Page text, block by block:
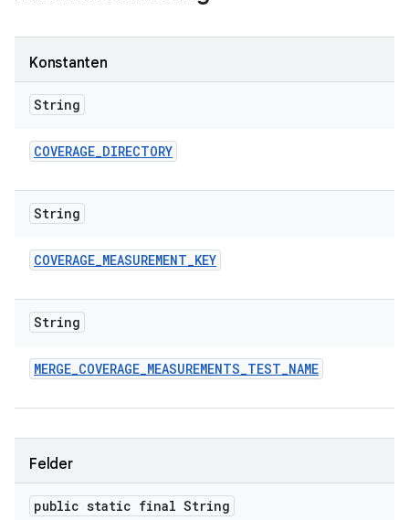
Konstanten
String
COVERAGE_DIRECTORY
String
COVERAGE_MEASUREMENT_KEY
String
MERGE_COVERAGE_MEASUREMENTS_TEST_NAME
Felder
public static final String